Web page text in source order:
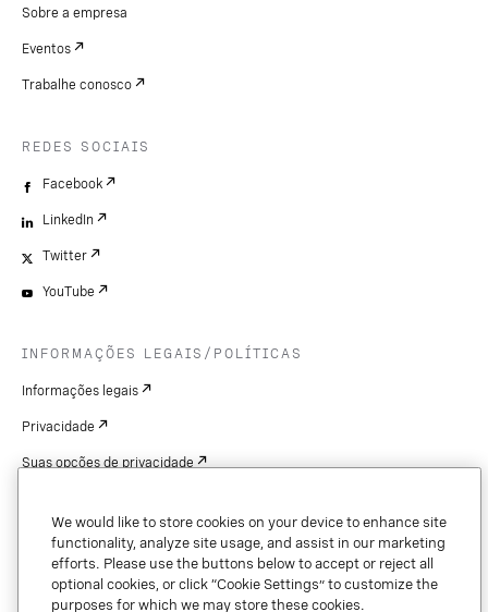
Sobre a empresa
Eventos
Trabalhe conosco
REDES SOCIAIS
Facebook
LinkedIn
Twitter
YouTube
INFORMAÇÕES LEGAIS/POLÍTICAS
Informações legais
Privacidade
Suas opções de privacidade
Patentes
Copyright
Segurança e confiança
We would like to store cookies on your device to enhance site
functionality, analyze site usage, and assist in our marketing
efforts. Please use the buttons below to accept or reject all
optional cookies, or click “Cookie Settings” to customize the
purposes for which we may store these cookies.